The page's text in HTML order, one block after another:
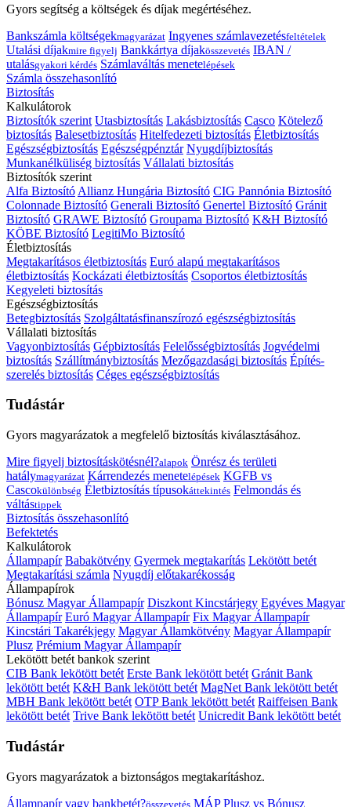
Gyors segítség a költségek és díjak megértéséhez.
Bankszámla költségekmagyarázat Ingyenes számlavezetésfeltételek
Utalási díjakmire figyelj Bankkártya díjakösszevetés IBAN /
utalásgyakori kérdés Számlaváltás menetelépések
Számla összehasonlító
Biztosítás
Kalkulátorok
Biztosítók szerint Utasbiztosítás Lakásbiztosítás Casco Kötelező
biztosítás Balesetbiztosítás Hitelfedezeti biztosítás Életbiztosítás
Egészségbiztosítás Egészségpénztár Nyugdíjbiztosítás
Munkanélküliség biztosítás Vállalati biztosítás
Biztosítók szerint
Alfa Biztosító Allianz Hungária Biztosító CIG Pannónia Biztosító
Colonnade Biztosító Generali Biztosító Genertel Biztosító Gránit
Biztosító GRAWE Biztosító Groupama Biztosító K&H Biztosító
KÖBE Biztosító LegitiMo Biztosító
Életbiztosítás
Megtakarításos életbiztosítás Euró alapú megtakarításos
életbiztosítás Kockázati életbiztosítás Csoportos életbiztosítás
Kegyeleti biztosítás
Egészségbiztosítás
Betegbiztosítás Szolgáltatásfinanszírozó egészségbiztosítás
Vállalati biztosítás
Vagyonbiztosítás Gépbiztosítás Felelősségbiztosítás Jogvédelmi
biztosítás Szállítmánybiztosítás Mezőgazdasági biztosítás Építés-
szerelés biztosítás Céges egészségbiztosítás
Tudástár
Gyors magyarázatok a megfelelő biztosítás kiválasztásához.
Mire figyelj biztosításkötésnél?alapok Önrész és területi
hatálymagyarázat Kárrendezés menetelépések KGFB vs
Cascokülönbség Életbiztosítás típusokáttekintés Felmondás és
váltástippek
Biztosítás összehasonlító
Befektetés
Kalkulátorok
Állampapír Babakötvény Gyermek megtakarítás Lekötött betét
Megtakarítási számla Nyugdíj előtakarékosság
Állampapírok
Bónusz Magyar Állampapír Diszkont Kincstárjegy Egyéves Magyar
Állampapír Euró Magyar Állampapír Fix Magyar Állampapír
Kincstári Takarékjegy Magyar Államkötvény Magyar Állampapír
Plusz Prémium Magyar Állampapír
Lekötött betét bankok szerint
CIB Bank lekötött betét Erste Bank lekötött betét Gránit Bank
lekötött betét K&H Bank lekötött betét MagNet Bank lekötött betét
MBH Bank lekötött betét OTP Bank lekötött betét Raiffeisen Bank
lekötött betét Trive Bank lekötött betét Unicredit Bank lekötött betét
Tudástár
Gyors magyarázatok a biztonságos megtakarításhoz.
Állampapír vagy bankbetét?összevetés MÁP Plusz vs Bónusz